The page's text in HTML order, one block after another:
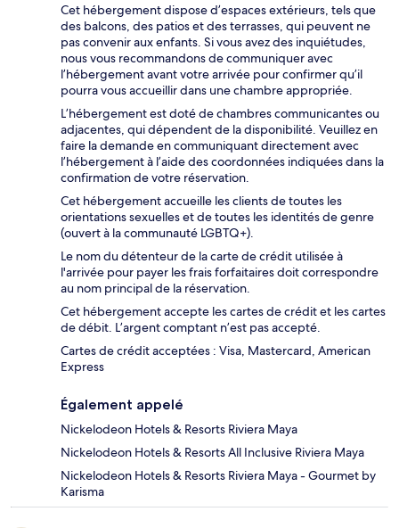
Cet hébergement dispose d’espaces extérieurs, tels que
des balcons, des patios et des terrasses, qui peuvent ne
pas convenir aux enfants. Si vous avez des inquiétudes,
nous vous recommandons de communiquer avec
l’hébergement avant votre arrivée pour confirmer qu’il
pourra vous accueillir dans une chambre appropriée.
L’hébergement est doté de chambres communicantes ou
adjacentes, qui dépendent de la disponibilité. Veuillez en
faire la demande en communiquant directement avec
l’hébergement à l’aide des coordonnées indiquées dans la
confirmation de votre réservation.
Cet hébergement accueille les clients de toutes les
orientations sexuelles et de toutes les identités de genre
(ouvert à la communauté LGBTQ+).
Le nom du détenteur de la carte de crédit utilisée à
l'arrivée pour payer les frais forfaitaires doit correspondre
au nom principal de la réservation.
Cet hébergement accepte les cartes de crédit et les cartes
de débit. L’argent comptant n’est pas accepté.
Cartes de crédit acceptées : Visa, Mastercard, American
Express
Également appelé
Nickelodeon Hotels & Resorts Riviera Maya
Nickelodeon Hotels & Resorts All Inclusive Riviera Maya
Nickelodeon Hotels & Resorts Riviera Maya - Gourmet by
Karisma